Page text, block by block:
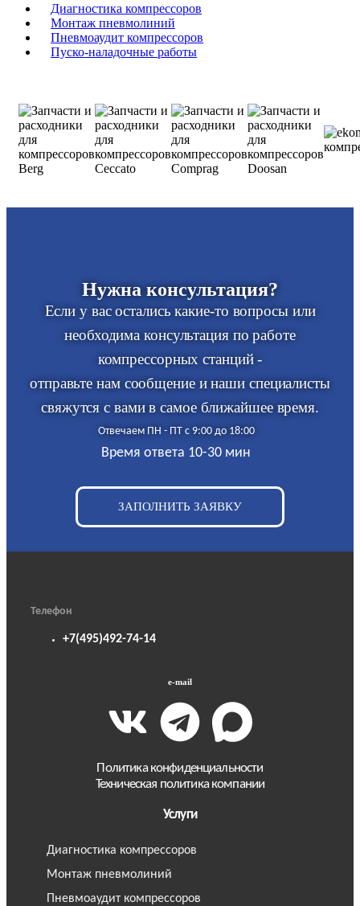
Диагностика компрессоров
Монтаж пневмолиний
Пневмоаудит компрессоров
Пуско-наладочные работы
Нужна консультация?
Если у вас остались какие-то вопросы или
необходима консультация по работе
компрессорных станций -
отправьте нам сообщение и наши специалисты
свяжутся с вами в самое ближайшее время.
Отвечаем ПН - ПТ с 9:00 до 18:00
Время ответа 10-30 мин
ЗАПОЛНИТЬ ЗАЯВКУ
Телефон
+7(495)492-74-14
e-mail
Политика конфиденциальности
Техническая политика компании
Услуги
Диагностика компрессоров
Монтаж пневмолиний
Пневмоаудит компрессоров